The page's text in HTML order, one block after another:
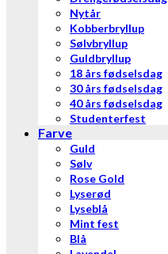
Nytår
Kobberbryllup
Sølvbryllup
Guldbryllup
18 års fødselsdag
30 års fødselsdag
40 års fødselsdag
Studenterfest
Farve
Guld
Sølv
Rose Gold
Lyserød
Lyseblå
Mint fest
Blå